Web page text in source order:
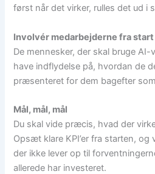
først når det virker, rulles det ud i
Involvér medarbejderne fra start
De mennesker, der skal bruge
have indflydelse på, hvordan de
præsenteret for dem bagefter
Mål, mål, mål
Du skal vide præcis, hvad der
Opsæt klare KPI’er fra starten,
der ikke lever op til
allerede har investeret.